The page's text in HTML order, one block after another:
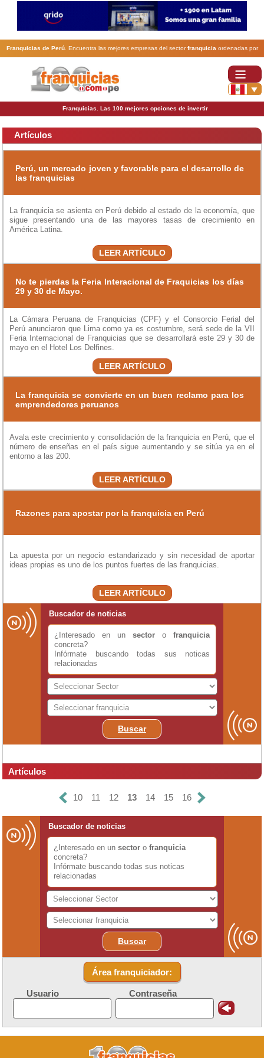
Franquicias de Perú. Encuentra las mejores empresas del sectorfranquicia ordenadas por
actividad. En www.100franquicias.com.pe encontrarás las más rentables, baratas y
Franquicias. Las 100 mejores opciones de invertir
Artículos
Perú, un mercado joven y favorable para el desarrollo de
las franquicias
La franquicia se asienta en Perú debido al estado de la economía, que
sigue presentando una de las mayores tasas de crecimiento en
América Latina.
LEER ARTÍCULO
No te pierdas la Feria Interacional de Fraquicias los días
29 y 30 de Mayo.
La Cámara Peruana de Franquicias (CPF) y el Consorcio Ferial del
Perú anunciaron que Lima como ya es costumbre, será sede de la VII
Feria Internacional de Franquicias que se desarrollará este 29 y 30 de
mayo en el Hotel Los Delfines.
LEER ARTÍCULO
La franquicia se convierte en un buen reclamo para los
emprendedores peruanos
Avala este crecimiento y consolidación de la franquicia en Perú, que el
número de enseñas en el país sigue aumentando y se sitúa ya en el
entorno a las 200.
LEER ARTÍCULO
Razones para apostar por la franquicia en Perú
La apuesta por un negocio estandarizado y sin necesidad de aportar
ideas propias es uno de los puntos fuertes de las franquicias.
LEER ARTÍCULO
Buscador de noticias
¿Interesado en un sector o franquicia
concreta?
Infórmate buscando todas sus noticas
relacionadas
Buscar
Artículos
10 11 12 13 14 15 16
Buscador de noticias
¿Interesado en un sector o franquicia
concreta?
Infórmate buscando todas sus noticas
relacionadas
Buscar
Área franquiciador:
Usuario Contraseña